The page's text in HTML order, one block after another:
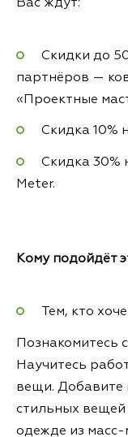
Вас ждут:
Скидки до
партнёров —
«Проектные
Скидка 10%
Скидка 30%
Meter.
Кому подойдёт
Тем, кто
Познакомитесь
Научитесь
вещи. Добавите
стильных вещей
одежде из масс-